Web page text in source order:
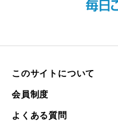
このサイトについて
会員制度
よくある質問